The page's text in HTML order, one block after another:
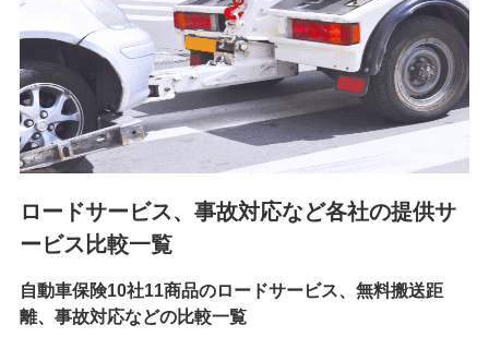
退職関連処理等の各種手続きのため、当社と従業員または従
業員同士の連絡のため
8.取引先個人情報
取引先としての選定業務、営業情報の提供業務、契約締結手
続き業務、取引管理業務、およびこれらに準ずる業務の遂行
のため
9.お問い合わせ情報
各種お問い合わせに対応するため
10.受託業務の 個人情報
受託業務の遂行およびこれらに準ずる業務の遂行のため
ロードサービス、事故対応など各社の提供サ
ービス比較一覧
自動車保険10社11商品のロードサービス、無料搬送距
離、事故対応などの比較一覧